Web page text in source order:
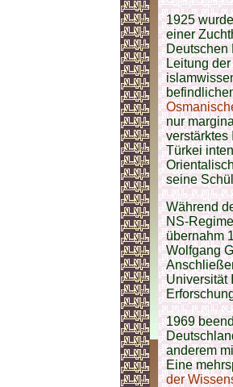
1925
einer
Deutschen
Leitung
nur
verstärktes
Türkei
seine
Während
NS-
übernahm
Wolfgang
Universität
1969
anderem
Eine
der